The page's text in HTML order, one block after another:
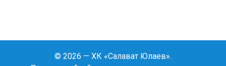
© 2026 — ХК «Салават Юлаев».